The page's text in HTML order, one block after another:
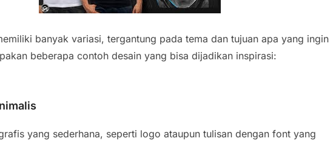
banyak variasi, tergantung pada tema dan tujuan apa yang ingin
beberapa contoh desain yang bisa dijadikan inspirasi:
yang sederhana, seperti logo ataupun tulisan dengan font yang